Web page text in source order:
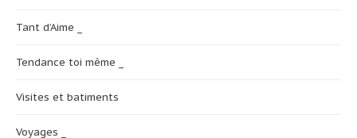
Tant d’Aime _
Tendance toi même _
Visites et batiments
Voyages _